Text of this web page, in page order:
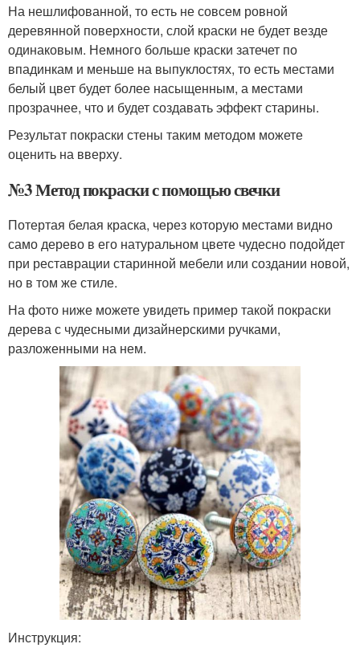
На нешлифованной, то есть не совсем ровной
деревянной поверхности, слой краски не будет везде
одинаковым. Немного больше краски затечет по
впадинкам и меньше на выпуклостях, то есть местами
белый цвет будет более насыщенным, а местами
прозрачнее, что и будет создавать эффект старины.
Результат покраски стены таким методом можете
оценить на вверху.
№3 Метод покраски с помощью свечки
Потертая белая краска, через которую местами видно
само дерево в его натуральном цвете чудесно подойдет
при реставрации старинной мебели или создании новой,
но в том же стиле.
На фото ниже можете увидеть пример такой покраски
дерева с чудесными дизайнерскими ручками,
разложенными на нем.
Инструкция: